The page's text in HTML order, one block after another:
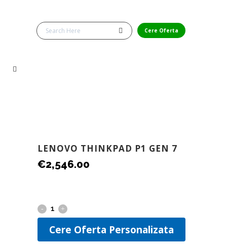
Cere Oferta
LENOVO THINKPAD P1 GEN 7
€2,546.00
Cere Oferta Personalizata